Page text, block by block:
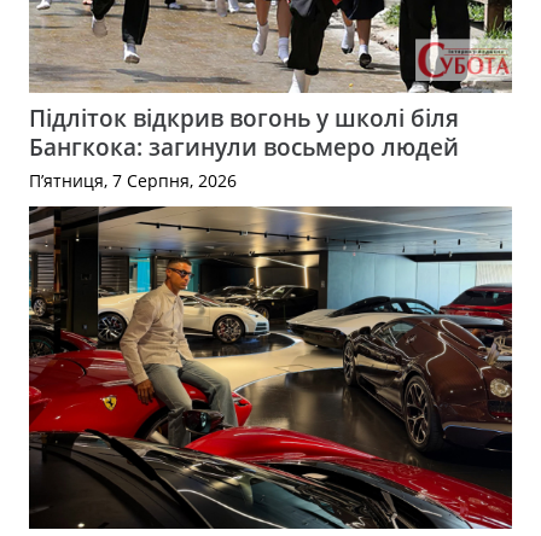
Підліток відкрив вогонь у школі біля
Бангкока: загинули восьмеро людей
П’ятниця, 7 Серпня, 2026